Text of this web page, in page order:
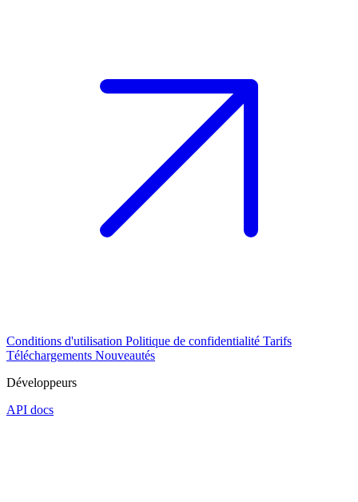
Conditions d'utilisation Politique de confidentialité Tarifs
Téléchargements Nouveautés
Développeurs
API docs